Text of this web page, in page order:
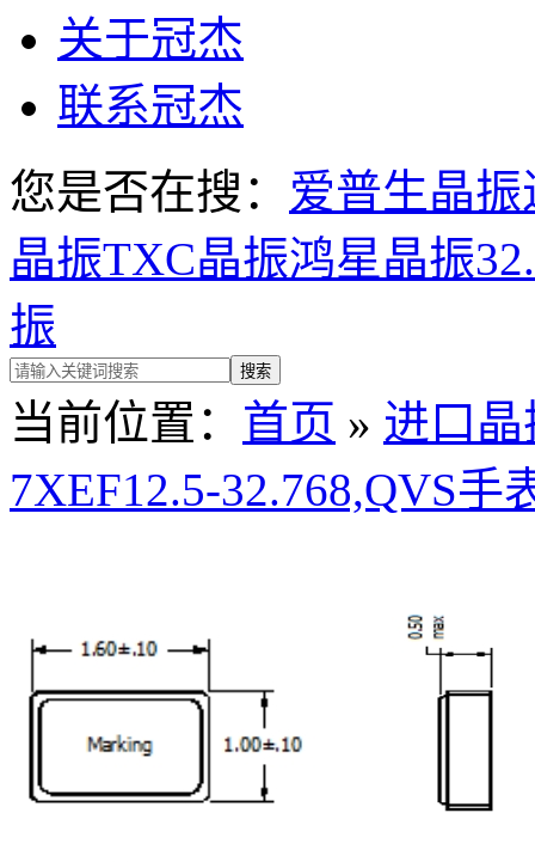
关于冠杰
联系冠杰
您是否在搜： 爱普生晶振
晶振TXC晶振鸿星晶振
振
当前位置： 首页 » 进口晶
7XEF12.5-32.768,QVS手